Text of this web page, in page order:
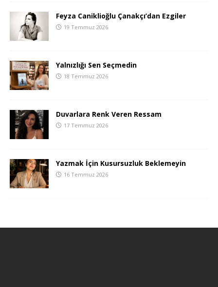
Feyza Caniklioğlu Çanakçı’dan Ezgiler
19 Temmuz 2026
Yalnızlığı Sen Seçmedin
18 Temmuz 2026
Duvarlara Renk Veren Ressam
17 Temmuz 2026
Yazmak İçin Kusursuzluk Beklemeyin
16 Temmuz 2026